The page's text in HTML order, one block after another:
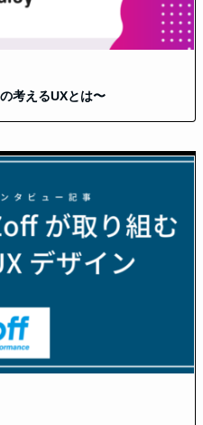
考えるUXとは〜